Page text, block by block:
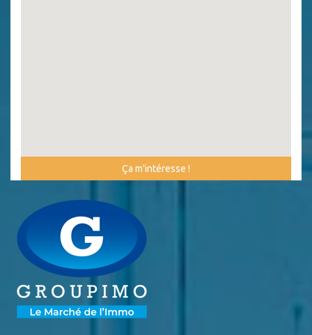
Ça m'intéresse !